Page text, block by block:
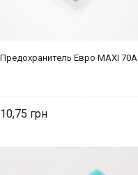
Предохранитель Eвро MAXI 70A
10,75